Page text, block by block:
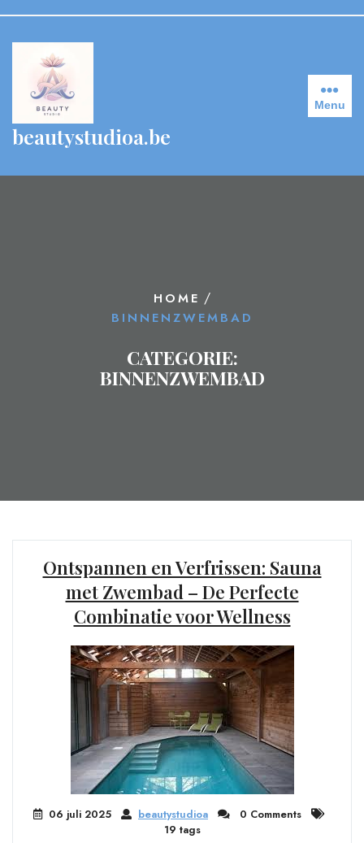
content
beautystudioa.be
Menu
HOME /
BINNENZWEMBAD
CATEGORIE:
BINNENZWEMBAD
Ontspannen en Verfrissen: Sauna
met Zwembad – De Perfecte
Combinatie voor Wellness
06 juli 2025 beautystudioa
0 Comments
19 tags